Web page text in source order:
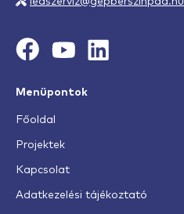
Menüpontok
Főoldal
Projektek
Kapcsolat
Adatkezelési tájékoztató